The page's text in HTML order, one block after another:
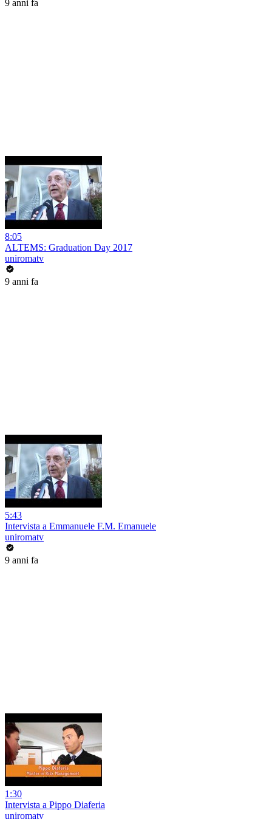
9 anni fa
8:05
ALTEMS: Graduation Day 2017
uniromatv
9 anni fa
5:43
Intervista a Emmanuele F.M. Emanuele
uniromatv
9 anni fa
1:30
Intervista a Pippo Diaferia
uniromatv